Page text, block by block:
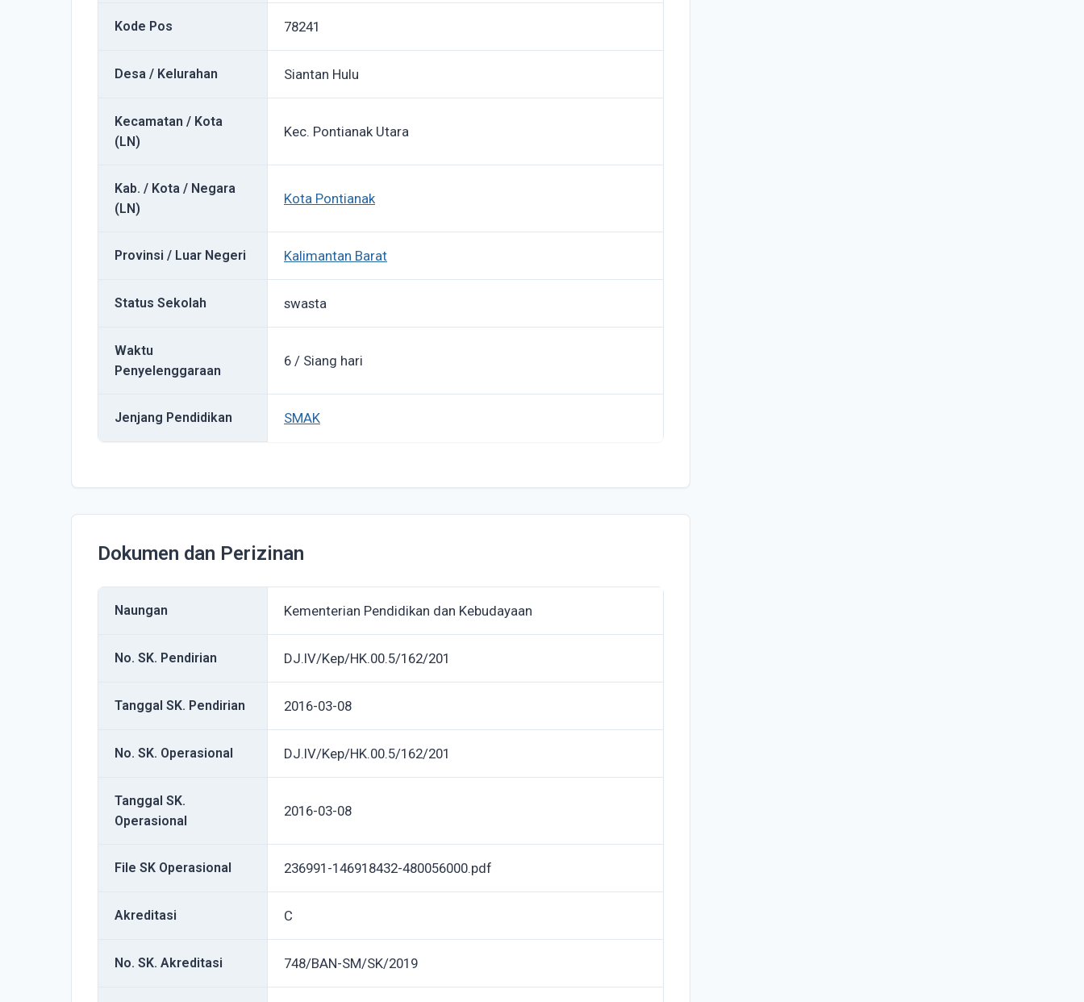
Kode Pos 78241
Desa / Kelurahan Siantan Hulu
Kecamatan / Kota
(LN)
Kec. Pontianak Utara
Kab. / Kota / Negara
(LN)
Kota Pontianak
Provinsi / Luar Negeri Kalimantan Barat
Status Sekolah swasta
Waktu
Penyelenggaraan
6 / Siang hari
Jenjang Pendidikan SMAK
Dokumen dan Perizinan
Naungan Kementerian Pendidikan dan Kebudayaan
No. SK. Pendirian DJ.IV/Kep/HK.00.5/162/201
Tanggal SK. Pendirian 2016-03-08
No. SK. Operasional DJ.IV/Kep/HK.00.5/162/201
Tanggal SK.
Operasional
2016-03-08
File SK Operasional 236991-146918432-480056000.pdf
Akreditasi C
No. SK. Akreditasi 748/BAN-SM/SK/2019